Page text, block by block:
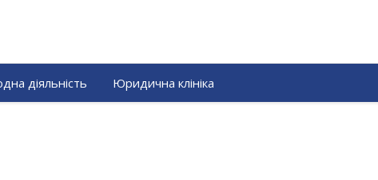
діяльність Юридична клініка